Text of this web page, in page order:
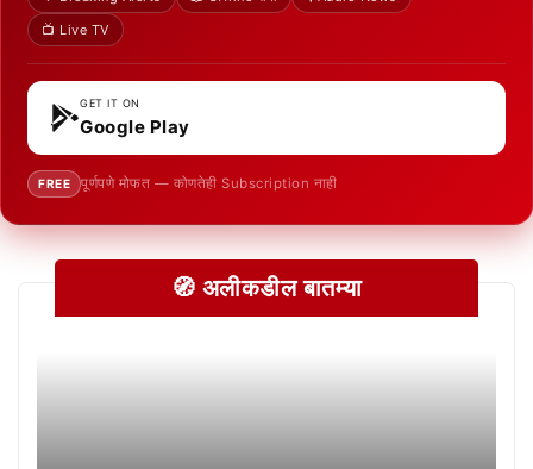
📺 Live TV
GET IT ON
Google Play
FREE पूर्णपणे मोफत — कोणतेही Subscription नाही
🧭 अलीकडील बातम्या